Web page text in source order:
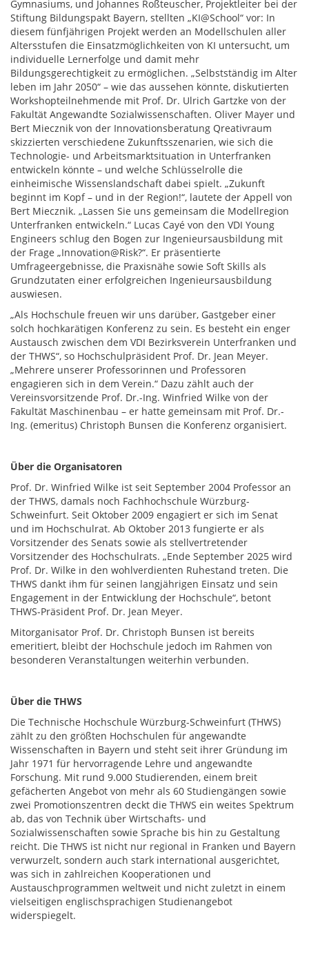
Gymnasiums, und Johannes Roßteuscher, Projektleiter bei der
Stiftung Bildungspakt Bayern, stellten „KI@School“ vor: In
diesem fünfjährigen Projekt werden an Modellschulen aller
Altersstufen die Einsatzmöglichkeiten von KI untersucht, um
individuelle Lernerfolge und damit mehr
Bildungsgerechtigkeit zu ermöglichen. „Selbstständig im Alter
leben im Jahr 2050“ – wie das aussehen könnte, diskutierten
Workshopteilnehmende mit Prof. Dr. Ulrich Gartzke von der
Fakultät Angewandte Sozialwissenschaften. Oliver Mayer und
Bert Miecznik von der Innovationsberatung Qreativraum
skizzierten verschiedene Zukunftsszenarien, wie sich die
Technologie- und Arbeitsmarktsituation in Unterfranken
entwickeln könnte – und welche Schlüsselrolle die
einheimische Wissenslandschaft dabei spielt. „Zukunft
beginnt im Kopf – und in der Region!“, lautete der Appell von
Bert Miecznik. „Lassen Sie uns gemeinsam die Modellregion
Unterfranken entwickeln.“ Lucas Cayé von den VDI Young
Engineers schlug den Bogen zur Ingenieursausbildung mit
der Frage „Innovation@Risk?“. Er präsentierte
Umfrageergebnisse, die Praxisnähe sowie Soft Skills als
Grundzutaten einer erfolgreichen Ingenieursausbildung
auswiesen.
„Als Hochschule freuen wir uns darüber, Gastgeber einer
solch hochkarätigen Konferenz zu sein. Es besteht ein enger
Austausch zwischen dem VDI Bezirksverein Unterfranken und
der THWS“, so Hochschulpräsident Prof. Dr. Jean Meyer.
„Mehrere unserer Professorinnen und Professoren
engagieren sich in dem Verein.“ Dazu zählt auch der
Vereinsvorsitzende Prof. Dr.-Ing. Winfried Wilke von der
Fakultät Maschinenbau – er hatte gemeinsam mit Prof. Dr.-
Ing. (emeritus) Christoph Bunsen die Konferenz organisiert.
Über die Organisatoren
Prof. Dr. Winfried Wilke ist seit September 2004 Professor an
der THWS, damals noch Fachhochschule Würzburg-
Schweinfurt. Seit Oktober 2009 engagiert er sich im Senat
und im Hochschulrat. Ab Oktober 2013 fungierte er als
Vorsitzender des Senats sowie als stellvertretender
Vorsitzender des Hochschulrats. „Ende September 2025 wird
Prof. Dr. Wilke in den wohlverdienten Ruhestand treten. Die
THWS dankt ihm für seinen langjährigen Einsatz und sein
Engagement in der Entwicklung der Hochschule“, betont
THWS-Präsident Prof. Dr. Jean Meyer.
Mitorganisator Prof. Dr. Christoph Bunsen ist bereits
emeritiert, bleibt der Hochschule jedoch im Rahmen von
besonderen Veranstaltungen weiterhin verbunden.
Über die THWS
Die Technische Hochschule Würzburg-Schweinfurt (THWS)
zählt zu den größten Hochschulen für angewandte
Wissenschaften in Bayern und steht seit ihrer Gründung im
Jahr 1971 für hervorragende Lehre und angewandte
Forschung. Mit rund 9.000 Studierenden, einem breit
gefächerten Angebot von mehr als 60 Studiengängen sowie
zwei Promotionszentren deckt die THWS ein weites Spektrum
ab, das von Technik über Wirtschafts- und
Sozialwissenschaften sowie Sprache bis hin zu Gestaltung
reicht. Die THWS ist nicht nur regional in Franken und Bayern
verwurzelt, sondern auch stark international ausgerichtet,
was sich in zahlreichen Kooperationen und
Austauschprogrammen weltweit und nicht zuletzt in einem
vielseitigen englischsprachigen Studienangebot
widerspiegelt.